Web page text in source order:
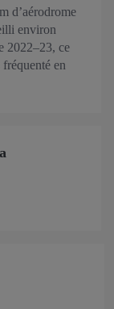
d’aérodrome
environ
2022–23, ce
en